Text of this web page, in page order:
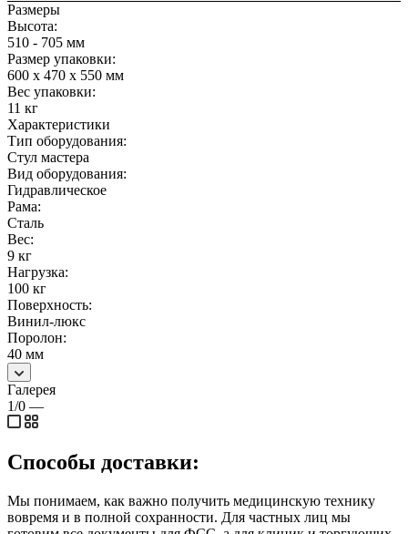
Размеры
Высота:
510 - 705 мм
Размер упаковки:
600 х 470 х 550 мм
Вес упаковки:
11 кг
Характеристики
Тип оборудования:
Стул мастера
Вид оборудования:
Гидравлическое
Рама:
Сталь
Вес:
9 кг
Нагрузка:
100 кг
Поверхность:
Винил-люкс
Поролон:
40 мм
Галерея
1/0 —
Способы доставки:
Мы понимаем, как важно получить медицинскую технику
вовремя и в полной сохранности. Для частных лиц мы